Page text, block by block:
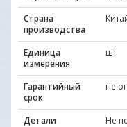
Страна
производства
Единица
измерения
шт
Гарантийный
срок
не
Детали Не